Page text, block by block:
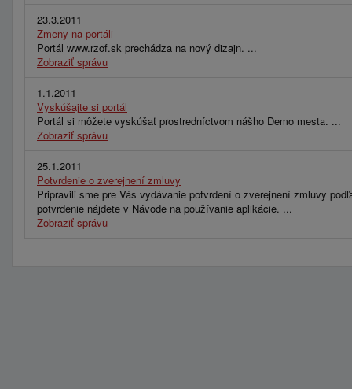
23.3.2011
Zmeny na portáli
Portál www.rzof.sk prechádza na nový dizajn. ...
Zobraziť správu
1.1.2011
Vyskúšajte si portál
Portál si môžete vyskúšať prostredníctvom nášho Demo mesta. ...
Zobraziť správu
25.1.2011
Potvrdenie o zverejnení zmluvy
Pripravili sme pre Vás vydávanie potvrdení o zverejnení zmluvy
potvrdenie nájdete v Návode na používanie aplikácie. ...
Zobraziť správu